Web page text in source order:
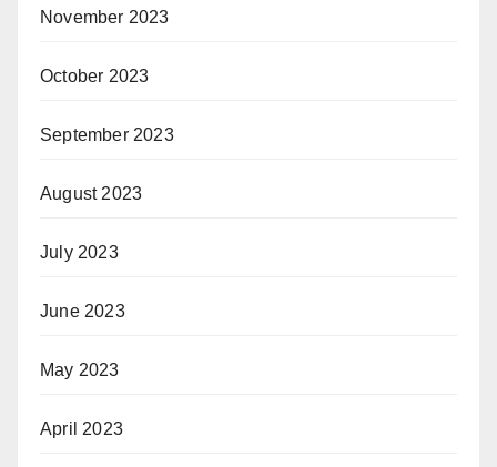
November 2023
October 2023
September 2023
August 2023
July 2023
June 2023
May 2023
April 2023